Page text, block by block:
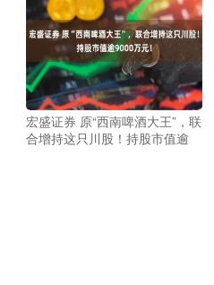
宏盛证券 原“西南啤酒大王”，联
合增持这只川股！持股市值逾